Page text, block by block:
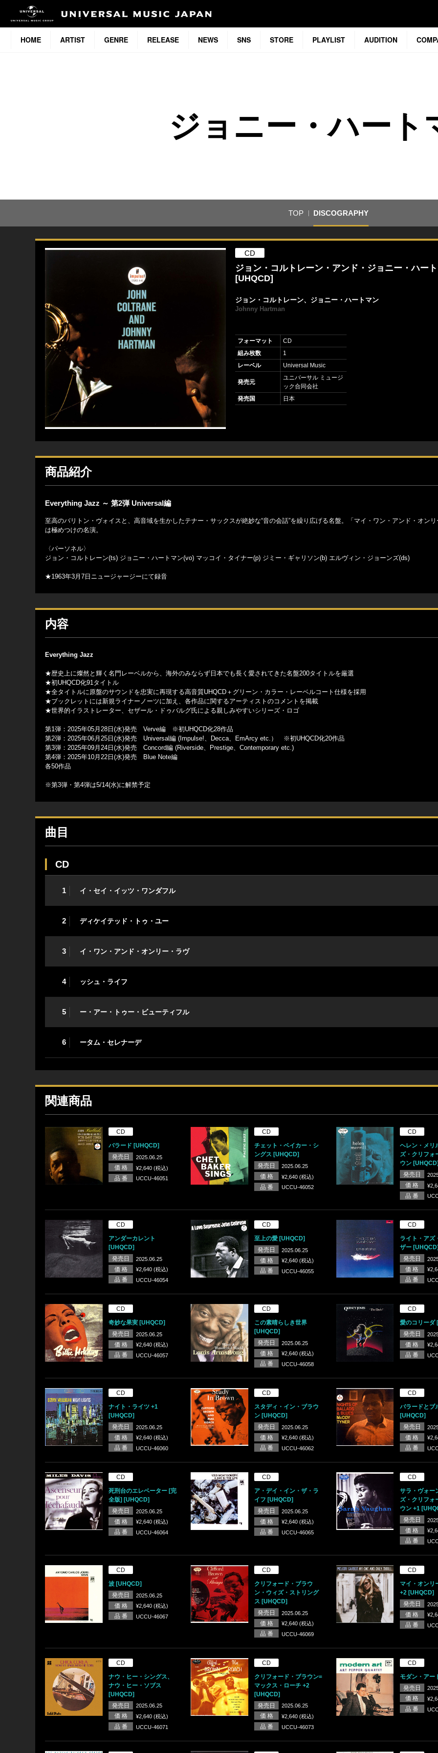
HOME ARTIST GENRE RELEASE NEWS SNS STORE PLAYLIST AUDITION
ジョニー・ハート
TOP DISCOGRAPHY
CD
ジョン・コルトレーン・アンド・ジョニー・ハー
[UHQCD]
ジョン・コルトレーン、ジョニー・ハートマン
Johnny Hartman
フォーマット
CD
組み枚数
1
レーベル
Universal Music
発売元
ユニバーサル ミュージ
ック合同会社
発売国
日本
商品紹介
Everything Jazz ～ 第2弾 Universal編
至高のバリトン・ヴォイスと、高音域を生かしたテナー・サックスが絶妙な“音の会話”を繰り広げる名盤。「マイ・ワン・アンド・オンリ
は極めつけの名演。
〈パーソネル〉
ジョン・コルトレーン(ts) ジョニー・ハートマン(vo) マッコイ・タイナー(p) ジミー・ギャリソン(b) エルヴィン・ジョーンズ(ds)
★1963年3月7日ニュージャージーにて録音
内容
Everything Jazz
★歴史上に燦然と輝く名門レーベルから、海外のみならず日本でも長く愛されてきた名盤200タイトルを厳選
★初UHQCD化91タイトル
★全タイトルに原盤のサウンドを忠実に再現する高音質UHQCD＋グリーン・カラー・レーベルコート仕様を採用
★ブックレットには新規ライナーノーツに加え、各作品に関するアーティストのコメントを掲載
★世界的イラストレーター、セザール・ドゥバルグ氏による親しみやすいシリーズ・ロゴ
第1弾：2025年05月28日(水)発売 Verve編 ※初UHQCD化28作品
第2弾：2025年06月25日(水)発売 Universal編 (Impulse!、Decca、EmArcy etc.） ※初UHQCD化20作品
第3弾：2025年09月24日(水)発売 Concord編 (Riverside、Prestige、Contemporary etc.)
第4弾：2025年10月22日(水)発売 Blue Note編
各50作品
※第3弾・第4弾は5/14(水)に解禁予定
曲目
CD
1 イ・セイ・イッツ・ワンダフル
2 ディケイテッド・トゥ・ユー
3 イ・ワン・アンド・オンリー・ラヴ
4 ッシュ・ライフ
5 ー・アー・トゥー・ビューティフル
6 ータム・セレナーデ
関連商品
CD
バラード [UHQCD]
発売日
2025.06.25
価 格 ¥2,640 (税込)
品 番 UCCU-46051
CD
チェット・ベイカー・シ
ングス [UHQCD]
発売日
2025.06.25
価 格 ¥2,640 (税込)
品 番 UCCU-46052
CD
ヘレン・メリ
ズ・クリフォ
ウン [UHQCD]
発売日
価 格
品 番
CD
アンダーカレント
[UHQCD]
発売日
2025.06.25
価 格 ¥2,640 (税込)
品 番 UCCU-46054
CD
至上の愛 [UHQCD]
発売日
2025.06.25
価 格 ¥2,640 (税込)
品 番 UCCU-46055
CD
ライト・アズ
ザー [UHQCD]
発売日
価 格
品 番
CD
奇妙な果実 [UHQCD]
発売日
2025.06.25
価 格 ¥2,640 (税込)
品 番 UCCU-46057
CD
この素晴らしき世界
[UHQCD]
発売日
2025.06.25
価 格 ¥2,640 (税込)
品 番 UCCU-46058
CD
愛のコリーダ
発売日
価 格
品 番
CD
ナイト・ライツ +1
[UHQCD]
発売日
2025.06.25
価 格 ¥2,640 (税込)
品 番 UCCU-46060
CD
スタディ・イン・ブラウ
ン [UHQCD]
発売日
2025.06.25
価 格 ¥2,640 (税込)
品 番 UCCU-46062
CD
バラードとブ
[UHQCD]
発売日
価 格
品 番
CD
死刑台のエレベーター [完
全版] [UHQCD]
発売日
2025.06.25
価 格 ¥2,640 (税込)
品 番 UCCU-46064
CD
ア・デイ・イン・ザ・ラ
イフ [UHQCD]
発売日
2025.06.25
価 格 ¥2,640 (税込)
品 番 UCCU-46065
CD
サラ・ヴォー
ズ・クリフォ
ウン +1
発売日
価 格
品 番
CD
波 [UHQCD]
発売日
2025.06.25
価 格 ¥2,640 (税込)
品 番 UCCU-46067
CD
クリフォード・ブラウ
ン・ウィズ・ストリング
ス [UHQCD]
発売日
2025.06.25
価 格 ¥2,640 (税込)
品 番 UCCU-46069
CD
マイ・オンリ
+2 [UHQCD]
発売日
価 格
品 番
CD
ナウ・ヒー・シングス、
ナウ・ヒー・ソブス
[UHQCD]
発売日
2025.06.25
価 格 ¥2,640 (税込)
品 番 UCCU-46071
CD
クリフォード・ブラウン=
マックス・ローチ +2
[UHQCD]
発売日
2025.06.25
価 格 ¥2,640 (税込)
品 番 UCCU-46073
CD
モダン・アー
発売日
価 格
品 番